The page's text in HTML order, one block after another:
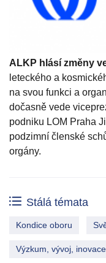
ALKP hlásí změny
leteckého a
na svou funkci a
dočasně vede
podniku LOM Praha
podzimní členské
orgány.
Stálá témata
Kondice oboru
Výzkum, vývoj, inovace